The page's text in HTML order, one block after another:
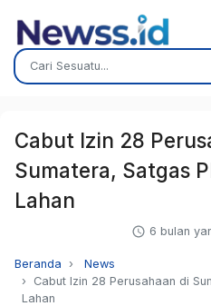
Cabut Izin 28
Sumatera, Satgas
Lahan
6 bulan
Beranda
News
Cabut Izin 28 Perusahaan di
Lahan